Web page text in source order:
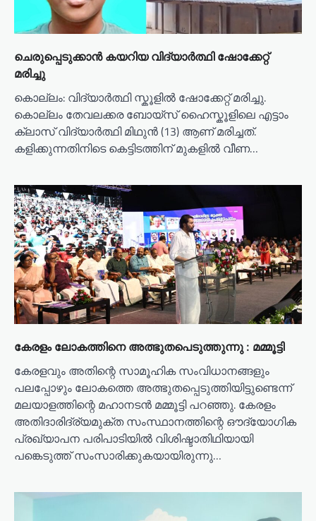
o
n
ചെരുപ്പെടുക്കാൻ കയറിയ വിദ്യാർത്ഥി ഷോക്കേറ്റ്
മരിച്ചു
കൊല്ലം: വിദ്യാർത്ഥി സ്കൂളിൽ ഷോക്കേറ്റ് മരിച്ചു.
കൊല്ലം തേവലക്കര ബോയ്സ് ഹൈസ്കൂളിലെ എട്ടാം
ക്ലാസ് വിദ്യാർത്ഥി മിഥുൻ (13) ആണ് മരിച്ചത്.
കളിക്കുന്നതിനിടെ കെട്ടിടത്തിന് മുകളിൽ വീണ…
കേരളം ലോകത്തിനെ അത്ഭുതപെടുത്തുന്നു : മമ്മൂട്ടി
കേരളവും അതിന്റെ സാമൂഹിക സംവിധാനങ്ങളും
പലപ്പോഴും ലോകത്തെ അത്ഭുതപ്പെടുത്തിയിട്ടുണ്ടെന്ന്
മലയാളത്തിന്റെ മഹാനടൻ മമ്മൂട്ടി പറഞ്ഞു. കേരളം
അതിദാരിദ്ര്യമുക്ത സംസ്ഥാനത്തിന്റെ ഔദ്യോഗിക
പ്രഖ്യാപന പരിപാടിയിൽ വിശിഷ്ടാതിഥിയായി
പങ്കെടുത്ത് സംസാരിക്കുകയായിരുന്നു…